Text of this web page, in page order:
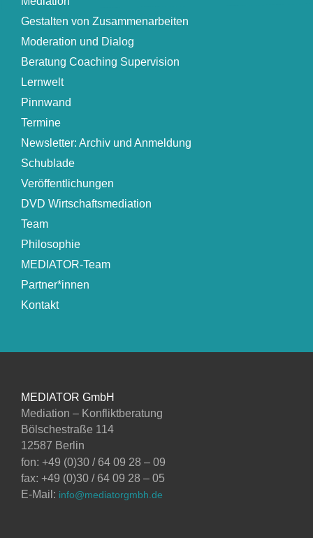
Gestalten von Zusammenarbeiten
Moderation und Dialog
Beratung Coaching Supervision
Lernwelt
Pinnwand
Termine
Newsletter: Archiv und Anmeldung
Schublade
Veröffentlichungen
DVD Wirtschaftsmediation
Team
Philosophie
MEDIATOR-Team
Partner*innen
Kontakt
MEDIATOR GmbH
Mediation – Konfliktberatung
Bölschestraße 114
12587 Berlin
fon: +49 (0)30 / 64 09 28 – 09
fax: +49 (0)30 / 64 09 28 – 05
E-Mail: info@mediatorgmbh.de